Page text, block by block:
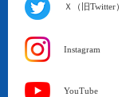
Ｘ（旧Twitter）
Instagram
YouTube